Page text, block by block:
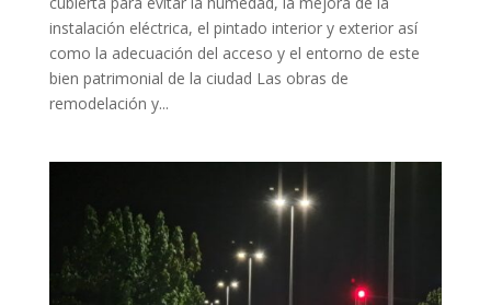
instalación eléctrica, el pintado interior y exterior así
como la adecuación del acceso y el entorno de este
bien patrimonial de la ciudad Las obras de
remodelación y...